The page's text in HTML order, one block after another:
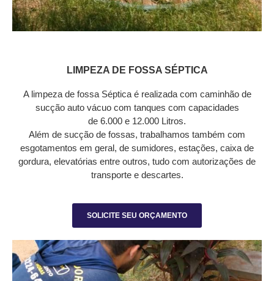
LIMPEZA DE FOSSA SÉPTICA
A limpeza de fossa Séptica é realizada com caminhão de
sucção auto vácuo com tanques com capacidades
de 6.000 e 12.000 Litros.
Além de sucção de fossas, trabalhamos também com
esgotamentos em geral, de sumidores, estações, caixa de
gordura, elevatórias entre outros, tudo com autorizações de
transporte e descartes.
SOLICITE SEU ORÇAMENTO